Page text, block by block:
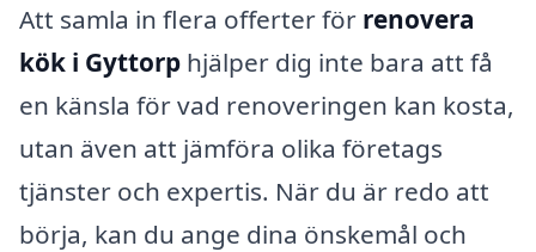
Att samla in flera offerter för renovera
kök i Gyttorp hjälper dig inte bara att få
en känsla för vad renoveringen kan kosta,
utan även att jämföra olika företags
tjänster och expertis. När du är redo att
börja, kan du ange dina önskemål och